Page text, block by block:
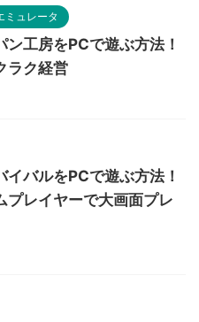
ミュレータ
ン工房をPCで遊ぶ方法！
ラク経営
イバルをPCで遊ぶ方法！
プレイヤーで大画面プレ